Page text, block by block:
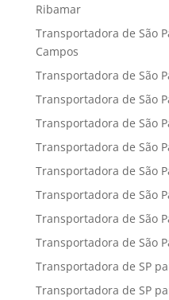
Ribamar
Transportadora de São
Campos
Transportadora de São
Transportadora de São
Transportadora de São
Transportadora de São
Transportadora de São
Transportadora de São
Transportadora de São
Transportadora de São
Transportadora de SP
Transportadora de SP